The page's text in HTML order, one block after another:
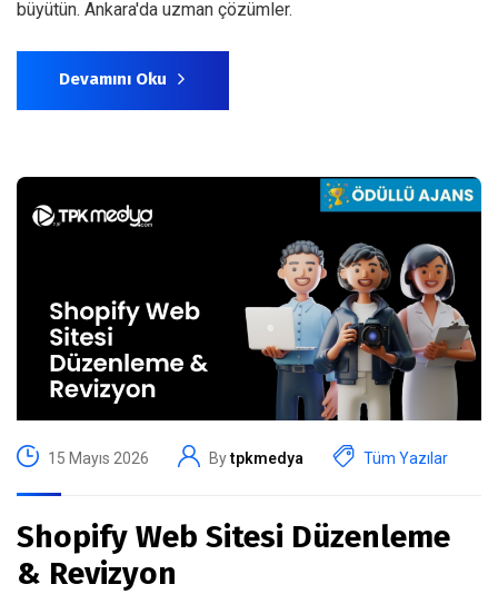
büyütün. Ankara'da uzman çözümler.
Devamını Oku
15 Mayıs 2026 Bytpkmedya Tüm Yazılar
Shopify Web Sitesi Düzenleme
& Revizyon